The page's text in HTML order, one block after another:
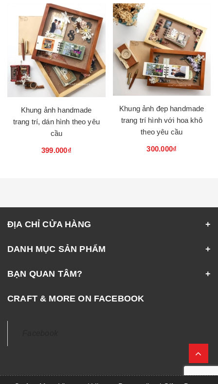
Khung ảnh handmade
trang trí, dán hình theo yêu
cầu
399.000₫
Khung ảnh đẹp handmade
trang trí hình với hoa khô
theo yêu cầu
300.000₫
ĐỊA CHỈ CỬA HÀNG
DANH MỤC SẢN PHẨM
BẠN QUAN TÂM?
CRAFT & MORE ON FACEBOOK